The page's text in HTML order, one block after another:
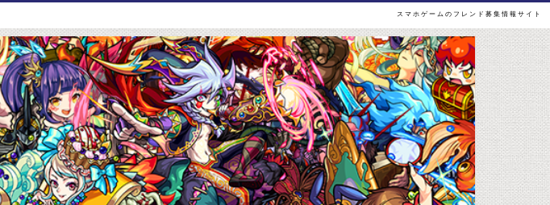
スマホゲームのフレンド募集情報サイト